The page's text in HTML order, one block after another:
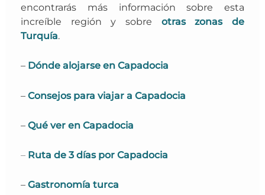
encontrarás más información sobre esta
increíble región y sobre otras zonas de
Turquía.
– Dónde alojarse en Capadocia
–Consejos para viajar a Capadocia
–Qué ver en Capadocia
– Ruta de 3 días por Capadocia
–Gastronomía turca